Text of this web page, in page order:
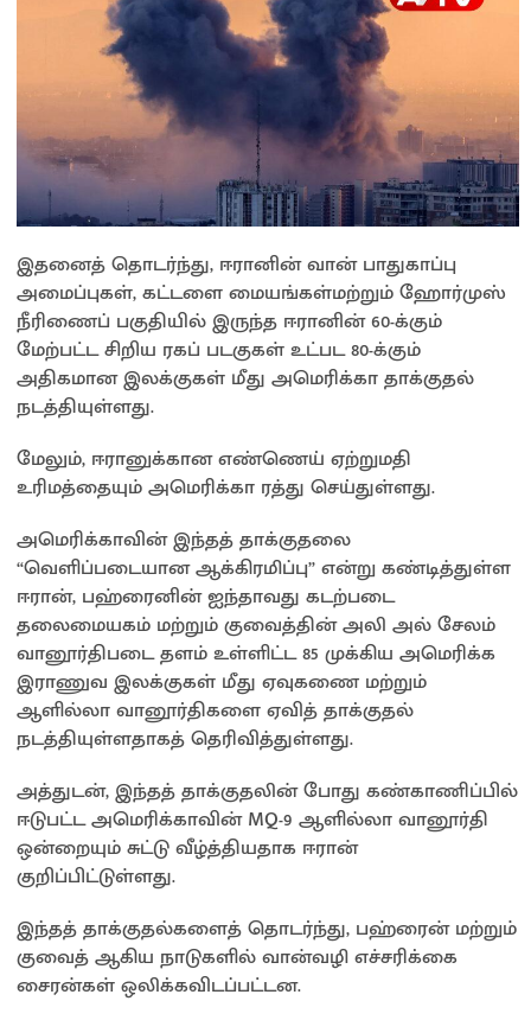
இதனைத் தொடர்ந்து, ஈரானின் வான் பாதுகாப்பு
அமைப்புகள், கட்டளை மையங்கள்மற்றும் ஹோர்முஸ்
நீரிணைப் பகுதியில் இருந்த ஈரானின் 60-க்கும்
மேற்பட்ட சிறிய ரகப் படகுகள் உட்பட 80-க்கும்
அதிகமான இலக்குகள் மீது அமெரிக்கா தாக்குதல்
நடத்தியுள்ளது.
மேலும், ஈரானுக்கான எண்ணெய் ஏற்றுமதி
உரிமத்தையும் அமெரிக்கா ரத்து செய்துள்ளது.
அமெரிக்காவின் இந்தத் தாக்குதலை
“வெளிப்படையான ஆக்கிரமிப்பு” என்று கண்டித்துள்ள
ஈரான், பஹ்ரைனின் ஐந்தாவது கடற்படை
தலைமையகம் மற்றும் குவைத்தின் அலி அல் சேலம்
வானூர்திபடை தளம் உள்ளிட்ட 85 முக்கிய அமெரிக்க
இராணுவ இலக்குகள் மீது ஏவுகணை மற்றும்
ஆளில்லா வானூர்திகளை ஏவித் தாக்குதல்
நடத்தியுள்ளதாகத் தெரிவித்துள்ளது.
அத்துடன், இந்தத் தாக்குதலின் போது கண்காணிப்பில்
ஈடுபட்ட அமெரிக்காவின் MQ-9 ஆளில்லா வானூர்தி
ஒன்றையும் சுட்டு வீழ்த்தியதாக ஈரான்
குறிப்பிட்டுள்ளது.
இந்தத் தாக்குதல்களைத் தொடர்ந்து, பஹ்ரைன் மற்றும்
குவைத் ஆகிய நாடுகளில் வான்வழி எச்சரிக்கை
சைரன்கள் ஒலிக்கவிடப்பட்டன.